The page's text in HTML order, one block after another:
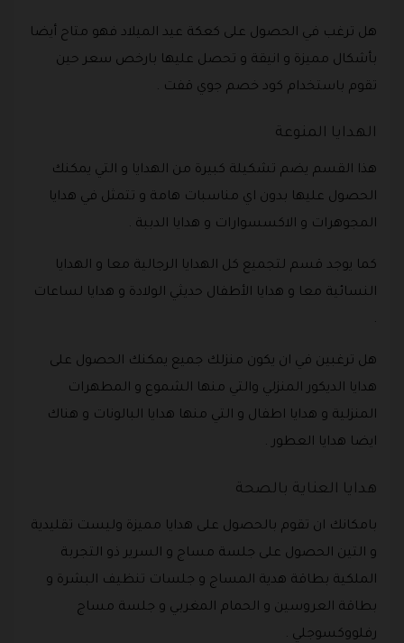
هل ترغب في الحصول على كعكة عيد الميلاد فهو متاح أيضا
بأشكال مميزة و انيقة و تحصل عليها بارخص سعر حين
تقوم باستخدام كود خصم جوي قفت .
الهدايا المنوعة
هذا القسم يضم تشكيلة كبيرة من الهدايا و التي يمكنك
الحصول عليها بدون اي مناسبات هامة و تتمثل في هدايا
المجوهرات و الاكسسوارات و هدايا الدببة .
كما يوجد قسم لتجميع كل الهدايا الرجالية معا و الهدايا
النسائية معا و هدايا الأطفال حديثي الولادة و هدايا لساعات
.
هل ترغبين في ان يكون منزلك جميع يمكنك الحصول على
هدايا الديكور المنزلي والتي منها الشموع و المطهرات
المنزلية و هدايا اطفال و التي منها هدايا البالونات و هناك
ايضا هدايا العطور .
هدايا العناية بالصحة
بامكانك ان تقوم بالحصول على هدايا مميزة وليست تقليدية
و التين الحصول على جلسة مساج و السرير ذو التجربة
الملكية بطاقة هدية المساج و جلسات تنظيف البشرة و
بطاقة العروسين و الحمام المغربي و جلسة مساج
رفلووكسوجلي .